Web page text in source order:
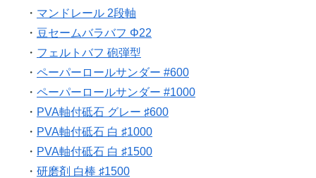
・ マンドレール 2段軸
・ 豆セームバラバフ Φ22
・ フェルトバフ 砲弾型
・ ペーパーロールサンダー #600
・ ペーパーロールサンダー #1000
・ PVA軸付砥石 グレー ♯600
・ PVA軸付砥石 白 ♯1000
・ PVA軸付砥石 白 ♯1500
・ 研磨剤 白棒 ♯1500